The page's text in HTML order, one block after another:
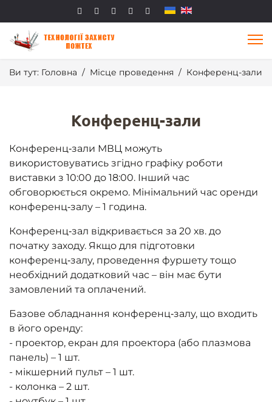
Ви тут: Головна Місце проведення Конференц-зали
Конференц-зали
Конференц‑зали МВЦ можуть
використовуватись згідно графіку роботи
виставки з 10:00 до 18:00. Інший час
обговорюється окремо. Мінімальний час оренди
конференц‑залу – 1 година.
Конференц‑зал відкривається за 20 хв. до
початку заходу. Якщо для підготовки
конференц‑залу, проведення фуршету тощо
необхідний додатковий час – він має бути
замовлений та оплачений.
Базове обладнання конференц‑залу, що входить
в його оренду:
- проектор, екран для проектора (або плазмова
панель) – 1 шт.
- мікшерний пульт – 1 шт.
- колонка – 2 шт.